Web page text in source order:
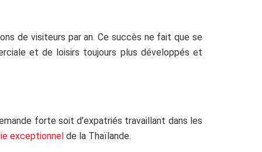
de visiteurs par an. Ce succès ne fait que se
et de loisirs toujours plus développés et
forte soit d’expatriés travaillant dans les
exceptionnel de la Thaïlande.